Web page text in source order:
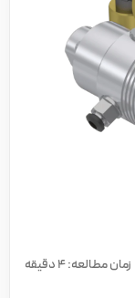
زمان مطالعه: 4 دقیقه